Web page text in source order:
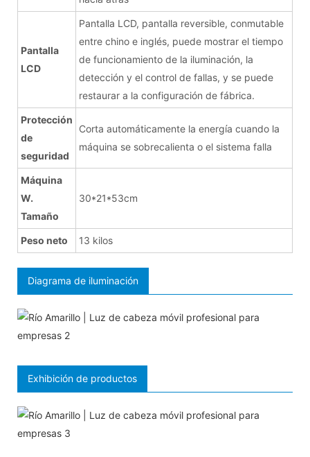
Pantalla
LCD
Pantalla LCD, pantalla reversible, conmutable
entre chino e inglés, puede mostrar el tiempo
de funcionamiento de la iluminación, la
detección y el control de fallas, y se puede
restaurar a la configuración de fábrica.
Protección
de
seguridad
Corta automáticamente la energía cuando la
máquina se sobrecalienta o el sistema falla
Máquina
W.
Tamaño
30*21*53cm
Peso neto 13 kilos
Diagrama de iluminación
Exhibición de productos